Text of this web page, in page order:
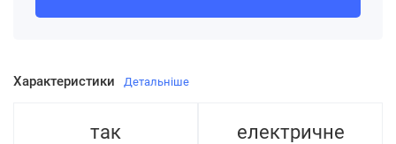
Характеристики Детальніше
так
електричне